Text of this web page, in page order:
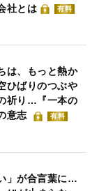
社とは
有料
は、もっと熱か
ひばりのつぶや
祈り…『一本の
意志
有料
」が合言葉に…